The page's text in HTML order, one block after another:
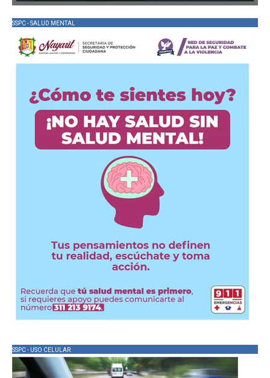
SSPC - SALUD MENTAL
SSPC - USO CELULAR